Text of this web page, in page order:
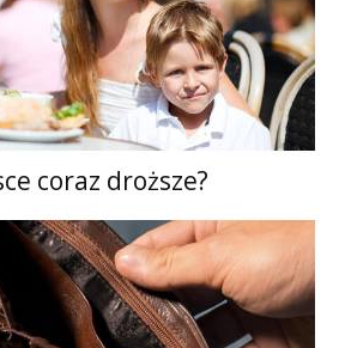
coraz droższe?